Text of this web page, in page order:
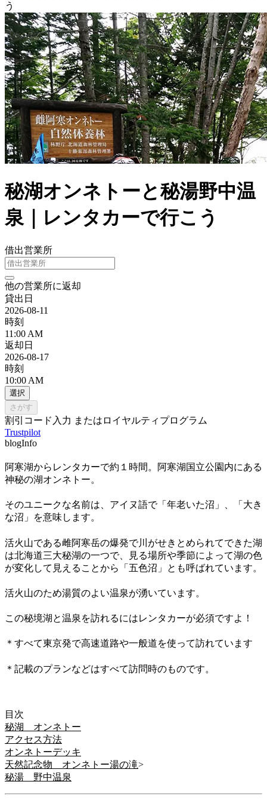
う
秘湖オンネトーと秘湯野中温
泉｜レンタカーで行こう
借出営業所
他の営業所に返却
貸出日
2026-08-11
時刻
11:00 AM
返却日
2026-08-17
時刻
10:00 AM
選択
さがす
割引コード入力 またはロイヤルティプログラム
Trustpilot
blogInfo
阿寒湖からレンタカーで約１時間。阿寒湖国立公園内にある
神秘の湖オンネトー。
そのユニークな名前は、アイヌ語で「年老いた沼」、「大き
な沼」を意味します。
活火山である雌阿寒岳の爆発で川がせきとめられてできた湖
は北海道三大秘湖の一つで、見る場所や季節によって湖の色
が変化して見えることから「五色沼」とも呼ばれています。
活火山のため湯質のよい温泉が湧いています。
この秘境湖と温泉を訪れるにはレンタカーが必須ですよ！
＊すべて東京発で高速道路や一般道を使って訪れています
＊記載のプランなどはすべて訪問時のものです。
目次
秘湖 オンネトー
アクセス方法
オンネトーデッキ
天然記念物 オンネトー湯の滝>
秘湯 野中温泉